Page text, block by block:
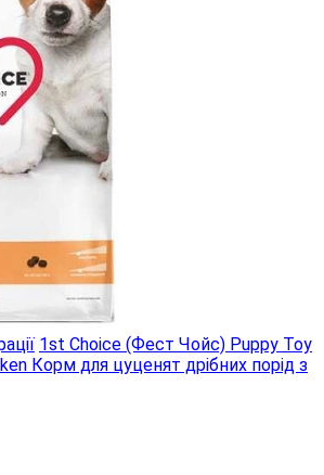
1st Choice (Фест Чойс) Puppy Toy
Корм ​​для цуценят дрібних порід з